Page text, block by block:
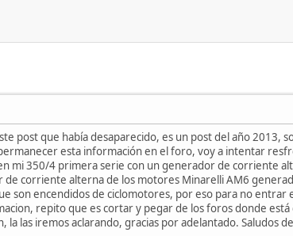
post que había desaparecido, es un post del año 2013,
esta información en el foro, voy a intentar
mi 350/4 primera serie con un generador de corriente
de corriente alterna de los motores Minarelli AM6
son encendidos de ciclomotores, por eso para no
repito que es cortar y pegar de los foros donde
la las iremos aclarando, gracias por adelantado. Saludos